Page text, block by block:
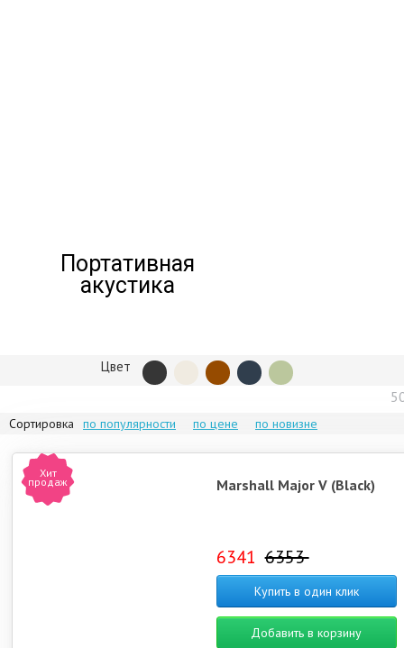
Портативная
акустика
Цвет
Сортировка по популярности по цене по новизне
Хит
продаж Marshall Major V (Black)
6341 6353
Купить в один клик
Добавить в корзину